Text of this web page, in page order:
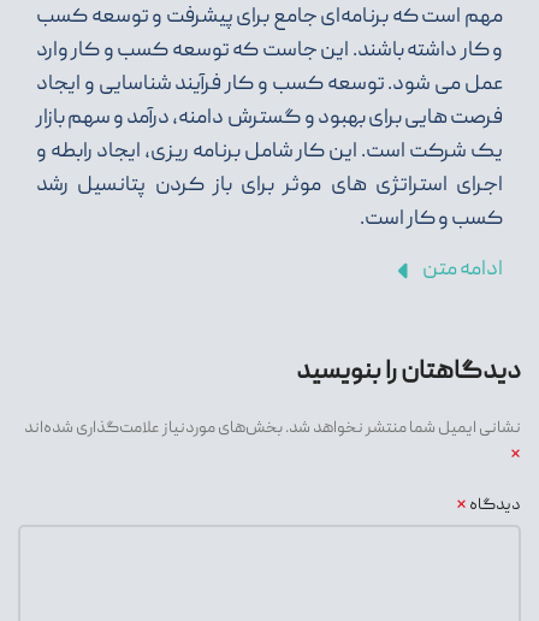
مهم است که برنامه‌ای جامع برای پیشرفت و توسعه کسب
و کار داشته باشند. این جاست که توسعه کسب و کار وارد
عمل می شود. توسعه کسب و کار فرآیند شناسایی و ایجاد
فرصت هایی برای بهبود و گسترش دامنه، درآمد و سهم بازار
یک شرکت است. این کار شامل برنامه ریزی، ایجاد رابطه و
اجرای استراتژی های موثر برای باز کردن پتانسیل رشد
کسب و کار است.
ادامه متن
دیدگاهتان را بنویسید
نشانی ایمیل شما منتشر نخواهد شد.بخش‌های موردنیاز علامت‌گذاری شده‌اند
*
دیدگاه *